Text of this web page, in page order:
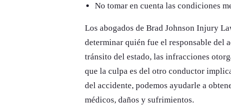
No tomar en cuenta las condiciones
Los abogados de Brad Johnson Injury
determinar quién fue el responsable del
tránsito del estado, las infracciones
que la culpa es del otro conductor
del accidente, podemos ayudarle a
médicos, daños y sufrimientos.